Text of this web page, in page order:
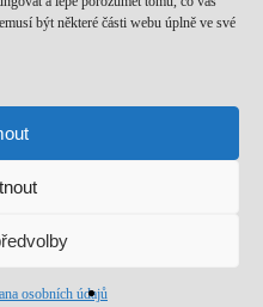
být některé části webu úplně ve své
osobních údajů
novinky, speciální nabídky
ti jen to, co stojí za to!